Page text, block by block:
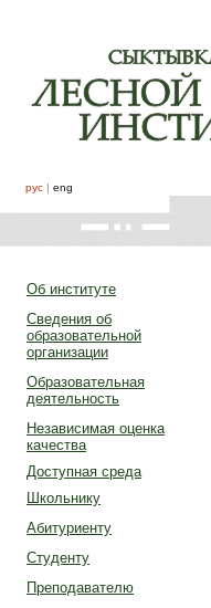
рус | eng
Об институте
Сведения об
образовательной
организации
Образовательная
деятельность
Независимая оценка
качества
Доступная среда
Школьнику
Абитуриенту
Студенту
Преподавателю